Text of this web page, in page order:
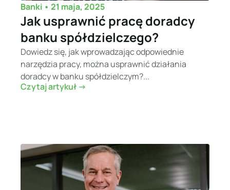
Banki • 21 maja, 2025
Jak usprawnić pracę doradcy
banku spółdzielczego?
Dowiedz się, jak wprowadzając odpowiednie
narzędzia pracy, można usprawnić działania
doradcy w banku spółdzielczym?...
Czytaj artykuł ->